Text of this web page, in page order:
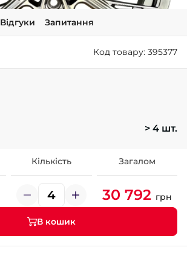
+38 (050)-911-911-2
+38 (099)-643-33-77
Відгуки Запитання
Код товару: 395377
> 4 шт.
Кількість Загалом
30 792 грн
В кошик